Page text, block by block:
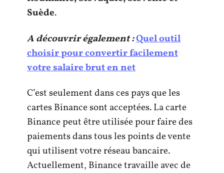
Suède.
A découvrir également :Quel outil
choisir pour convertir facilement
votre salaire brut en net
C’est seulement dans ces pays que les
cartes Binance sont acceptées. La carte
Binance peut être utilisée pour faire des
paiements dans tous les points de vente
qui utilisent votre réseau bancaire.
Actuellement, Binance travaille avec de